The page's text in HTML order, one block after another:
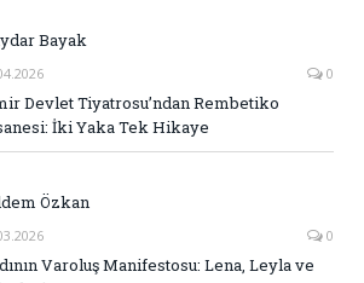
Bayak
0
Devlet Tiyatrosu’ndan Rembetiko
İki Yaka Tek Hikaye
Özkan
0
Varoluş Manifestosu: Lena, Leyla ve